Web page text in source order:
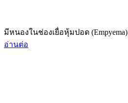
มีหนองในช่องเยื่อหุ้มปอด (Empyema)
อ่านต่อ